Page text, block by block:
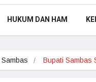
HUKUM DAN HAM
Bupati Sambas